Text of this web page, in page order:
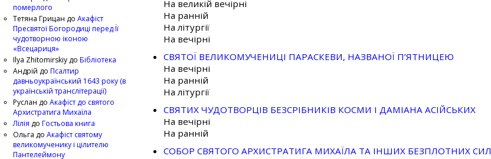
На великій вечірні
На ранній
На літургії
На вечірні
СВЯТОЇ ВЕЛИКОМУЧЕНИЦІ ПАРАСКЕВИ, НАЗВАНОЇ П’ЯТНИЦЕЮ
На вечірні
На ранній
На літургії
СВЯТИХ ЧУДОТВОРЦІВ БЕЗСРІБНИКІВ КОСМИ І ДАМІАНА АСІЙСЬКИХ
На вечірні
На ранній
СОБОР СВЯТОГО АРХИСТРАТИГА МИХАЇЛА ТА ІНШИХ БЕЗПЛОТНИХ СИЛ
померлого
Тетяна Грицан до Акафіст
Пресвятої Богородиці перед Її
чудотворною іконою
«Всецариця»
Ilya Zhitomirskiy до Бібліотека
Андрій до Псалтир
давньоукраїнський 1643 року (в
українській транслітерації)
Руслан до Акафіст до святого
Архистратига Михаїла
Лілія до Гостьова книга
Ольга до Акафіст святому
великомученику і цілителю
Пантелеймону